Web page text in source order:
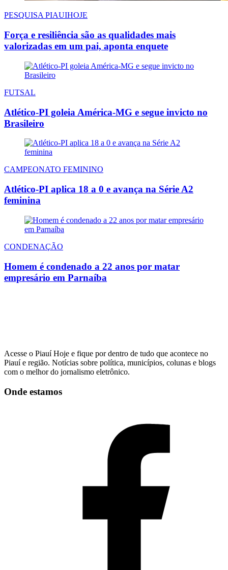
PESQUISA PIAUIHOJE
Força e resiliência são as qualidades mais
valorizadas em um pai, aponta enquete
FUTSAL
Atlético-PI goleia América-MG e segue invicto no
Brasileiro
CAMPEONATO FEMININO
Atlético-PI aplica 18 a 0 e avança na Série A2
feminina
CONDENAÇÃO
Homem é condenado a 22 anos por matar
empresário em Parnaíba
Acesse o Piauí Hoje e fique por dentro de tudo que acontece no
Piauí e região. Notícias sobre política, municípios, colunas e blogs
com o melhor do jornalismo eletrônico.
Onde estamos